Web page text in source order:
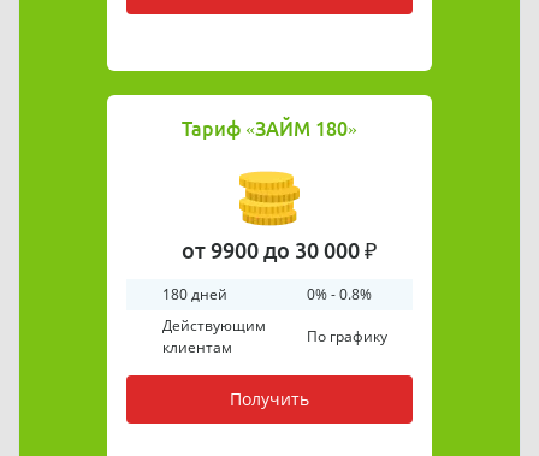
Тариф «ЗАЙМ 180»
от 9900 до 30 000 ₽
180 дней
0% - 0.8%
Действующим
клиентам
По графику
Получить